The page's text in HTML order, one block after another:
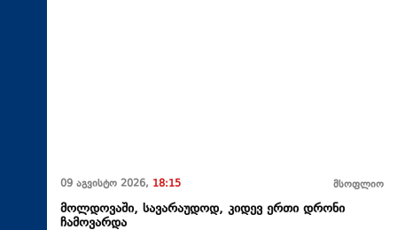
09 აგვისტო 2026, 18:15 მსოფლიო
მოლდოვაში, სავარაუდოდ, კიდევ ერთი დრონი
ჩამოვარდა